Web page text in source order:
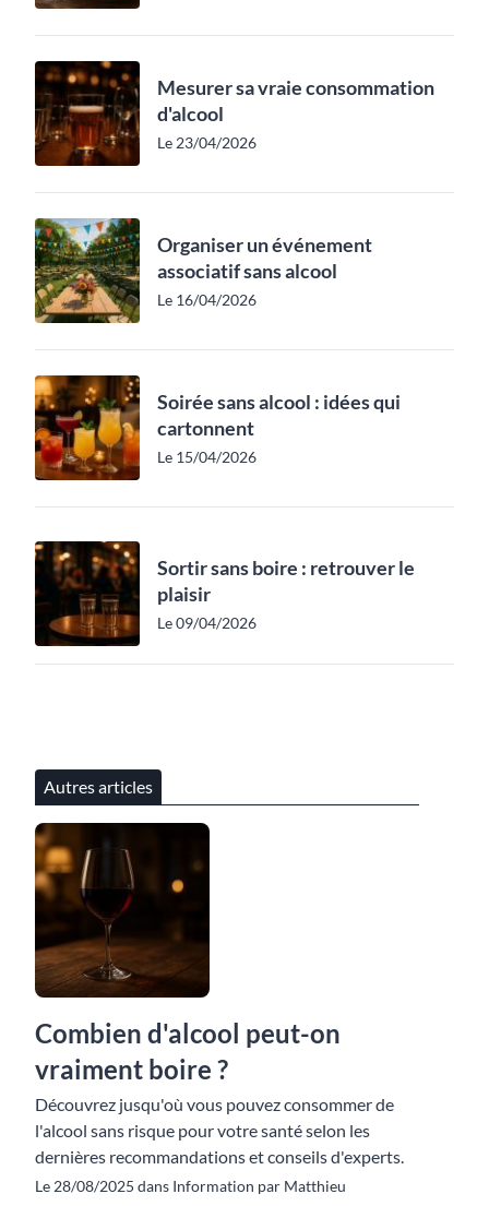
Mesurer sa vraie consommation
d'alcool
Le 23/04/2026
Organiser un événement
associatif sans alcool
Le 16/04/2026
Soirée sans alcool : idées qui
cartonnent
Le 15/04/2026
Sortir sans boire : retrouver le
plaisir
Le 09/04/2026
Autres articles
Combien d'alcool peut-on
vraiment boire ?
Découvrez jusqu'où vous pouvez consommer de
l'alcool sans risque pour votre santé selon les
dernières recommandations et conseils d'experts.
Le 28/08/2025 dans Information par Matthieu